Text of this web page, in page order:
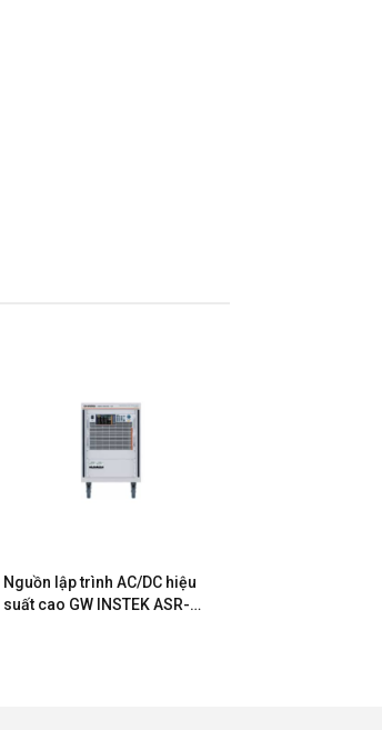
Nguồn lập trình AC/DC hiệu
suất cao GW INSTEK ASR-